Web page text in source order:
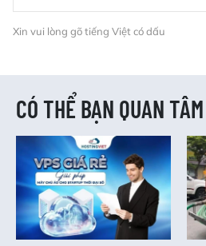
Xin vui lòng gõ tiếng Việt có dấu
CÓ THỂ BẠN QUAN TÂM